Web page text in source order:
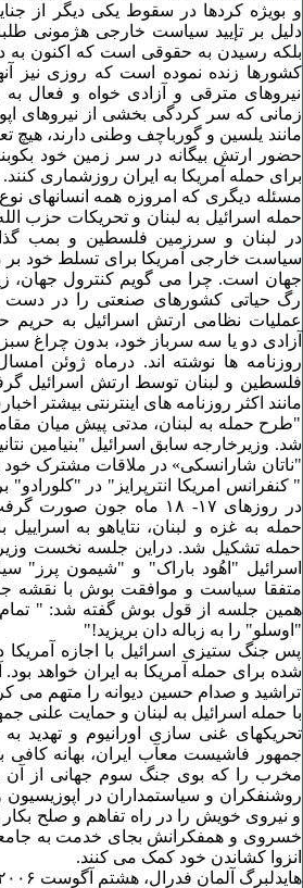
و بویژه کردها در سقوط یکی دیگر از
دلیل بر تإیید سیاست خارجی هژمونی
بلکه رسیدن به حقوقی است که اکنون به
کشورها زنده نموده است که روزی نیز
نیروهای مترقی و آزادی خواه و فعال
زمانی که سر کردگی بخشی از نیروهای
مانند یلسین و گورباچف وطنی دارند، هیچ
حضور ارتش بیگانه در سر زمین خود
برای حمله آمریکا به ایران روزشماری کنند.
مسئله دیگری که امروزه همه انسانهای
حمله اسرائیل به لبنان و تحریکات حزب
در لبنان و سرزمین فلسطین و بمب
سیاست خارجی آمریکا برای تسلط خود بر
جهان است. چرا می گویم کنترول جهان،
رگ حیاتی کشورهای صنعتی را در دست
عملیات نظامی ارتش اسرائیل به حریم
آزادی دو یا سه سرباز خود، بدون چراغ
روزنامه ها نوشته اند. درماه ژوئن
فلسطین و لبنان توسط ارتش اسرائیل
مانند اکثر روزنامه های اینترنتی بیشتر
"طرح حمله به لبنان، مدتی پیش میان
شد. وزیرخارجه سابق اسرائیل "بنیامین
"ناتان شارانسکی» در ملاقات مشترک
" کنفرانس امریکا انترپرایز" در
در روزهای ۱۷- ۱٨ ماه
حمله به غزه و لبنان، نتایاهو به
حمله تشکیل شد. دراین جلسه نخست
اسرائیل "اهُود باراک" و "شیمون پرز"
متفقا سیاست و موافقت بوش با نقشه
همین جلسه از قول بوش گفته شد: " تمام
"اوسلو" را به زباله دان بریزید!"
پس جنگ ستیزی اسرائیل با اجازه
شده برای حمله آمریکا به ایران خواهد
تراشید و صدام حسین دیوانه را متهم می
با حمله اسرائیل به لبنان و حمایت علنی
تحریکهای غنی سازی اورانیوم و
جمهور فاشیست معآب ایران، بهانه
مخرب را که بوی جنگ سوم جهانی از آن
روشنفکران و سیاستمداران در اپوزیسیون
و نیروی خویش را در راه تفاهم و صلح بکار
خسروی و همفکرانش بجای خدمت به جامعه
انزوا کشاندن خود کمک می کنند.
هایدلبرگ آلمان فدرال، هشتم آگوست ۲۰۰۶